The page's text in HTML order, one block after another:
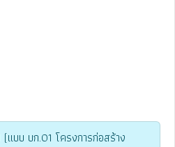
(แบบ บก.01 โครงการก่อสร้าง